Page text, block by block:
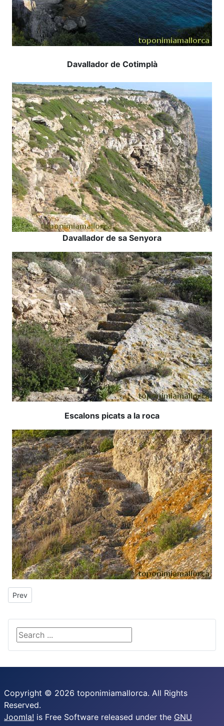
Davallador de Cotimplà
Davallador de sa Senyora
Escalons picats a la roca
Previous article: sa Duaia
Prev
Search ...
Copyright © 2026 toponimiamallorca. All Rights
Reserved.
Joomla! is Free Software released under the GNU